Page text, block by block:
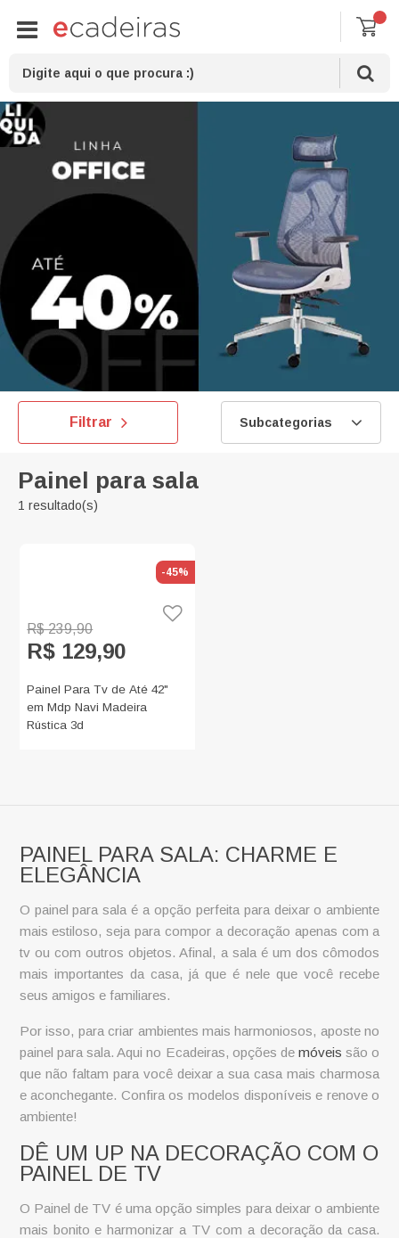
Filtrar
Painel para sala
1 resultado(s)
Subcategorias
-45%
R$ 239,90
R$ 129,90
Painel Para Tv de Até 42"
em Mdp Navi Madeira
Rústica 3d
PAINEL PARA SALA: CHARME E
ELEGÂNCIA
O painel para sala é a opção perfeita para deixar o ambiente
mais estiloso, seja para compor a decoração apenas com a
tv ou com outros objetos. Afinal, a sala é um dos cômodos
mais importantes da casa, já que é nele que você recebe
seus amigos e familiares.
Por isso, para criar ambientes mais harmoniosos, aposte no
painel para sala. Aqui no Ecadeiras, opções demóveis são o
que não faltam para você deixar a sua casa mais charmosa
e aconchegante. Confira os modelos disponíveis e renove o
ambiente!
DÊ UM UP NA DECORAÇÃO COM O
PAINEL DE TV
O Painel de TV é uma opção simples para deixar o ambiente
mais bonito e harmonizar a TV com a decoração da casa.